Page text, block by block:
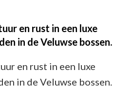
en rust in een luxe
in de Veluwse bossen.
en rust in een luxe
in de Veluwse bossen.